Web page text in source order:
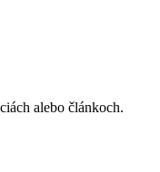
alebo článkoch.